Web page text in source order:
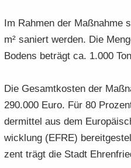
Im Rah­men der Maß­nah­me
m² sa­niert wer­den. Die
Bo­dens be­trägt ca. 1.000
Die Ge­samt­kos­ten der
290.000 Euro. Für 80
der­mit­tel aus dem
wick­lung (EFRE)
zent trägt die Stadt